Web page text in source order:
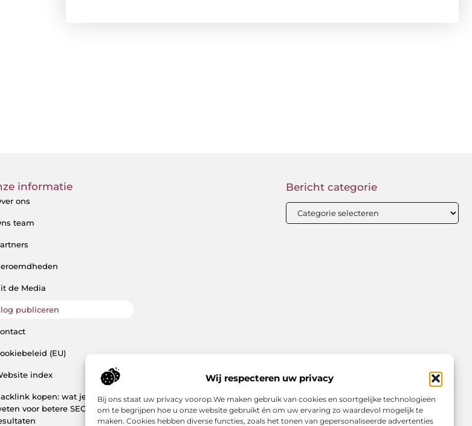
Wij respecteren uw privacy
Bij ons staat uw privacy voorop.We maken gebruik van cookies en soortgelijke technologieën
om te begrijpen hoe u onze website gebruikt én om uw ervaring zo waardevol mogelijk te
maken. Cookies hebben diverse functies, zoals het tonen van gepersonaliseerde advertenties
informatie
ons
team
de Media
publiceren
(EU)
index
kopen: wat je moet
voor betere SEO-
Bericht categorie